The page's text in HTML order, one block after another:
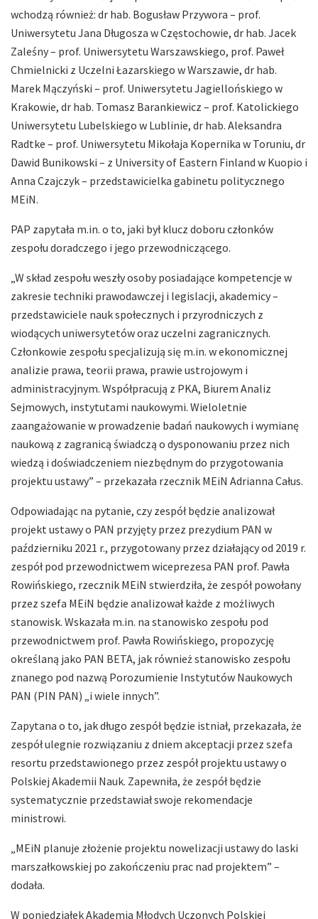
wchodzą również: dr hab. Bogusław Przywora – prof.
Uniwersytetu Jana Długosza w Częstochowie, dr hab. Jacek
Zaleśny – prof. Uniwersytetu Warszawskiego, prof. Paweł
Chmielnicki z Uczelni Łazarskiego w Warszawie, dr hab.
Marek Mączyński – prof. Uniwersytetu Jagiellońskiego w
Krakowie, dr hab. Tomasz Barankiewicz – prof. Katolickiego
Uniwersytetu Lubelskiego w Lublinie, dr hab. Aleksandra
Radtke – prof. Uniwersytetu Mikołaja Kopernika w Toruniu, dr
Dawid Bunikowski – z University of Eastern Finland w Kuopio i
Anna Czajczyk – przedstawicielka gabinetu politycznego
MEiN.
PAP zapytała m.in. o to, jaki był klucz doboru członków
zespołu doradczego i jego przewodniczącego.
„W skład zespołu weszły osoby posiadające kompetencje w
zakresie techniki prawodawczej i legislacji, akademicy –
przedstawiciele nauk społecznych i przyrodniczych z
wiodących uniwersytetów oraz uczelni zagranicznych.
Członkowie zespołu specjalizują się m.in. w ekonomicznej
analizie prawa, teorii prawa, prawie ustrojowym i
administracyjnym. Współpracują z PKA, Biurem Analiz
Sejmowych, instytutami naukowymi. Wieloletnie
zaangażowanie w prowadzenie badań naukowych i wymianę
naukową z zagranicą świadczą o dysponowaniu przez nich
wiedzą i doświadczeniem niezbędnym do przygotowania
projektu ustawy” – przekazała rzecznik MEiN Adrianna Całus.
Odpowiadając na pytanie, czy zespół będzie analizował
projekt ustawy o PAN przyjęty przez prezydium PAN w
październiku 2021 r., przygotowany przez działający od 2019 r.
zespół pod przewodnictwem wiceprezesa PAN prof. Pawła
Rowińskiego, rzecznik MEiN stwierdziła, że zespół powołany
przez szefa MEiN będzie analizował każde z możliwych
stanowisk. Wskazała m.in. na stanowisko zespołu pod
przewodnictwem prof. Pawła Rowińskiego, propozycję
określaną jako PAN BETA, jak również stanowisko zespołu
znanego pod nazwą Porozumienie Instytutów Naukowych
PAN (PIN PAN) „i wiele innych”.
Zapytana o to, jak długo zespół będzie istniał, przekazała, że
zespół ulegnie rozwiązaniu z dniem akceptacji przez szefa
resortu przedstawionego przez zespół projektu ustawy o
Polskiej Akademii Nauk. Zapewniła, że zespół będzie
systematycznie przedstawiał swoje rekomendacje
ministrowi.
„MEiN planuje złożenie projektu nowelizacji ustawy do laski
marszałkowskiej po zakończeniu prac nad projektem” –
dodała.
W poniedziałek Akademia Młodych Uczonych Polskiej